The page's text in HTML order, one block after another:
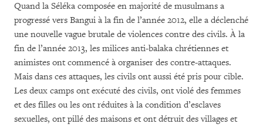
Quand la Séléka composée en majorité de musulmans a
progressé vers Bangui à la fin de l’année 2012, elle a déclenché
une nouvelle vague brutale de violences contre des civils. À la
fin de l’année 2013, les milices anti-balaka chrétiennes et
animistes ont commencé à organiser des contre-attaques.
Mais dans ces attaques, les civils ont aussi été pris pour cible.
Les deux camps ont exécuté des civils, ont violé des femmes
et des filles ou les ont réduites à la condition d’esclaves
sexuelles, ont pillé des maisons et ont détruit des villages et